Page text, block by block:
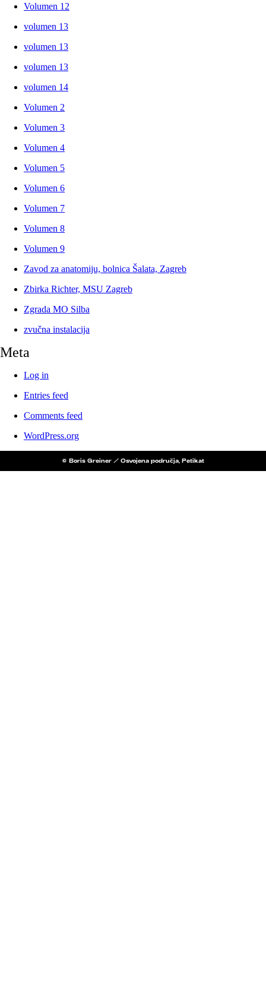
Volumen 12
volumen 13
volumen 13
volumen 13
volumen 14
Volumen 2
Volumen 3
Volumen 4
Volumen 5
Volumen 6
Volumen 7
Volumen 8
Volumen 9
Zavod za anatomiju, bolnica Šalata, Zagreb
Zbirka Richter, MSU Zagreb
Zgrada MO Silba
zvučna instalacija
Meta
Log in
Entries feed
Comments feed
WordPress.org
© Boris Greiner / Osvojena područja, Petikat